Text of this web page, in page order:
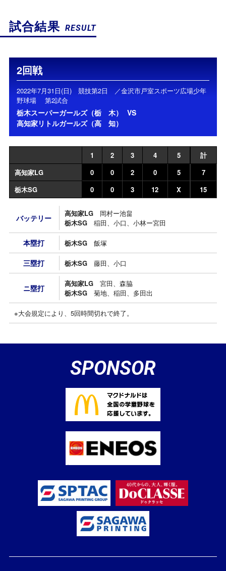
試合結果 RESULT
2回戦
2022年7月31日(日) 競技第2日 ／金沢市戸室スポーツ広場少年
野球場 第2試合
栃木スーパーガールズ（栃 木）
VS
高知家リトルガールズ（高 知）
1 2 3 4 5
計
高知家LG
0 0 2 0 5
7
栃木SG
0 0 3 12 X 15
バッテリー 高知家LG
岡村ー池畠
栃木SG
稲田、小口、小林ー宮田
本塁打 栃木SG 飯塚
三塁打 栃木SG 藤田、小口
ニ塁打 高知家LG
宮田、森脇
栃木SG
菊地、稲田、多田出
※大会規定により、5回時間切れで終了。
SPONSOR